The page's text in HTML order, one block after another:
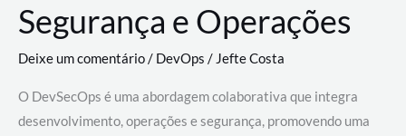
Segurança e Operações
Deixe um comentário/ DevOps /Jefte Costa
O DevSecOps é uma abordagem colaborativa que integra
desenvolvimento, operações e segurança, promovendo uma